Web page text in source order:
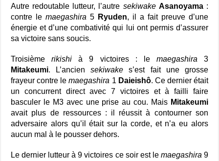
Autre redoutable lutteur, l’autre sekiwake Asanoyama:
contre lemaegashira 5 Ryuden, il a fait preuve d’une
énergie et d’une combativité qui lui ont permis d’assurer
sa victoire sans soucis.
Troisièmerikishi à 9 victoires : le maegashira 3
Mitakeumi. L’anciensekiwake s’est fait une grosse
frayeur contre lemaegashira 1 Daieishô. Ce dernier était
un concurrent direct avec 7 victoires et à failli faire
basculer le M3 avec une prise au cou. Mais Mitakeumi
avait plus de ressources : il réussit à contourner son
adversaire alors qu’il était sur la corde, et n’a eu alors
aucun mal à le pousser dehors.
Le dernier lutteur à 9 victoires ce soir est le maegashira 9